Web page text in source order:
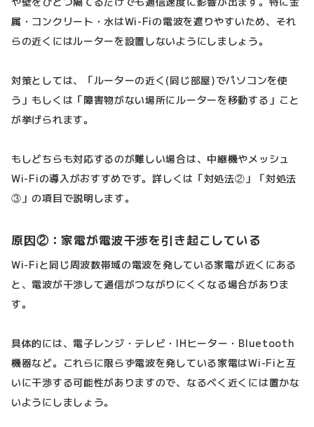
属・コンクリート・水はWi-Fiの電波を遮りやすいため、それ
らの近くにはルーターを設置しないようにしましょう。
対策としては、「ルーターの近く(同じ部屋)でパソコンを使
う」もしくは「障害物がない場所にルーターを移動する」こと
が挙げられます。
もしどちらも対応するのが難しい場合は、中継機やメッシュ
Wi-Fiの導入がおすすめです。詳しくは「対処法②」「対処法
③」の項目で説明します。
原因②：家電が電波干渉を引き起こしている
Wi-Fiと同じ周波数帯域の電波を発している家電が近くにある
と、電波が干渉して通信がつながりにくくなる場合がありま
す。
具体的には、電子レンジ・テレビ・IHヒーター・Bluetooth
機器など。これらに限らず電波を発している家電はWi-Fiと互
いに干渉する可能性がありますので、なるべく近くには置かな
いようにしましょう。